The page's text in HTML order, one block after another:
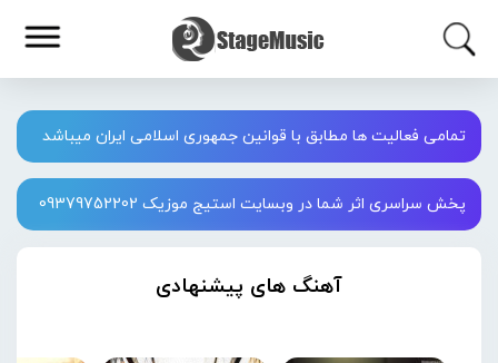
تمامی فعالیت ها مطابق با قوانین جمهوری اسلامی ایران میباشد
پخش سراسری اثر شما در وبسایت استیج موزیک 09379752202
آهنگ های پیشنهادی